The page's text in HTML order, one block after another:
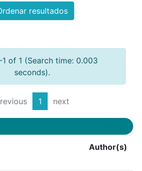
resultados
1 of 1 (Search time: 0.003
seconds).
1 next
Author(s)